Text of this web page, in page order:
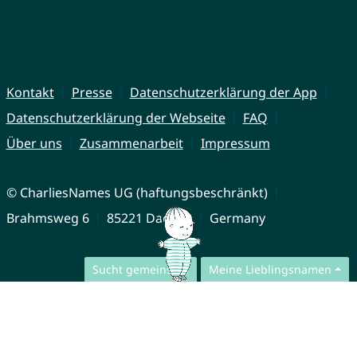
Sucht gemeinsam Meine Lieblingsnamen
Kontakt Presse
Datenschutzerklärung der App
Datenschutzerklärung der Webseite
FAQ
Über uns
Zusammenarbeit Impressum
© CharliesNames UG (haftungsbeschränkt)
Brahmsweg 6
85221 Dachau Germany